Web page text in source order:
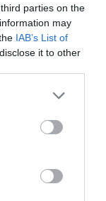
parties on the
may
IAB’s List of
it to other
dla
zamówienia, w
kontakt w
sprzętu w
Wrocławskiej